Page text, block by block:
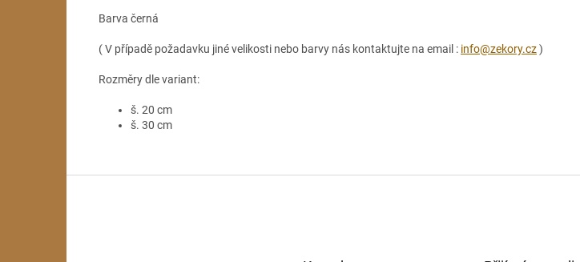
Barva černá
( V případě požadavku jiné velikosti nebo barvy nás kontaktujte na email : info@zekory.cz)
Rozměry dle variant:
š. 20 cm
š. 30 cm